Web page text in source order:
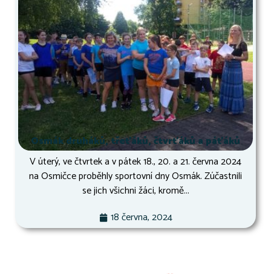
Osmák druháků, třeťáků, čtvrťáků a páťáků
V úterý, ve čtvrtek a v pátek 18., 20. a 21. června 2024
na Osmičce proběhly sportovní dny Osmák. Zúčastnili
se jich všichni žáci, kromě...
18 června, 2024